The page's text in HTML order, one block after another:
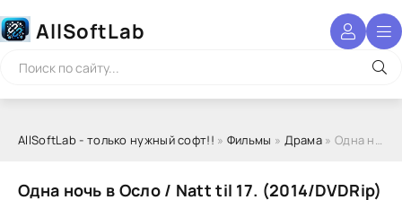
AllSoftLab
AllSoftLab - только нужный софт!! » Фильмы » Драма » Одна ночь в Осло / Natt til 17. (2014/DVDRip)
Одна ночь в Осло / Natt til 17. (2014/DVDRip)